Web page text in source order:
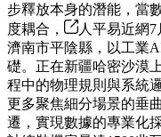
步釋放本身的潛能，當
度耦合，
人平易近網
濟南市平陰縣，以工業
礎。正在新疆哈密沙漠
程中的物理規則與系統
更多聚焦細分場景的垂
遷，實現數據的專業化